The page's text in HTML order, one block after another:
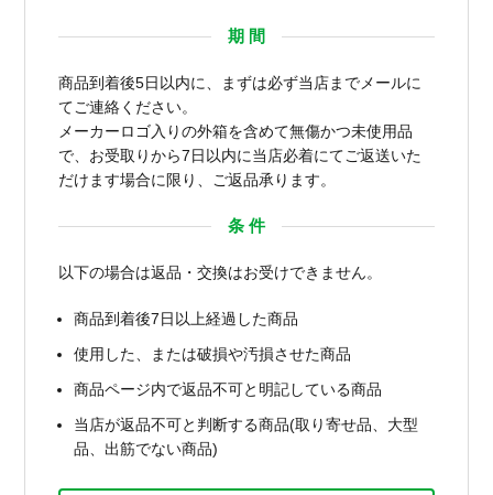
期 間
商品到着後5日以内に、まずは必ず当店までメールに
てご連絡ください。
メーカーロゴ入りの外箱を含めて無傷かつ未使用品
で、お受取りから7日以内に当店必着にてご返送いた
だけます場合に限り、ご返品承ります。
条 件
以下の場合は返品・交換はお受けできません。
商品到着後7日以上経過した商品
使用した、または破損や汚損させた商品
商品ページ内で返品不可と明記している商品
当店が返品不可と判断する商品(取り寄せ品、大型
品、出筋でない商品)